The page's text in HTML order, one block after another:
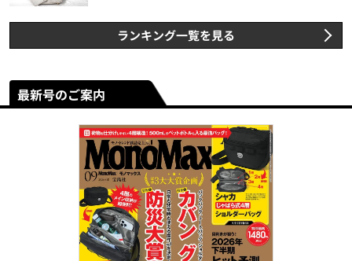
ランキング一覧を見る
最新号のご案内